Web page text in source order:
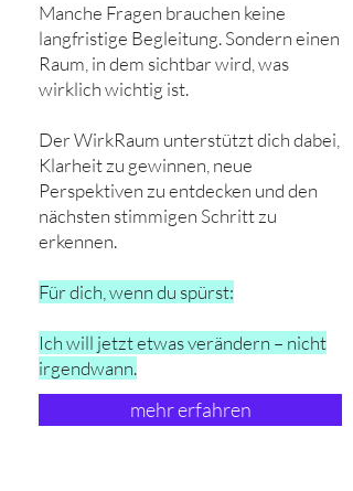
Manche Fragen brauchen keine
langfristige Begleitung. Sondern einen
Raum, in dem sichtbar wird, was
wirklich wichtig ist.
Der WirkRaum unterstützt dich dabei,
Klarheit zu gewinnen, neue
Perspektiven zu entdecken und den
nächsten stimmigen Schritt zu
erkennen.
Für dich, wenn du spürst:
Ich will jetzt etwas verändern – nicht
irgendwann.
mehr erfahren